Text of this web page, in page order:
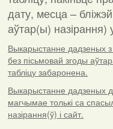
дату, месца –
аўтар(ы) назірання)
Выкарыстанне дадзеных
без пісьмовай згоды
табліцу забаронена.
Выкарыстанне дадзеных
магчымае толькі са
назірання(ў) і сайт.